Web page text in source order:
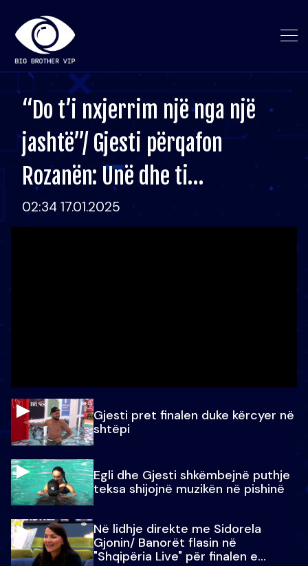
“Do t’i nxjerrim një nga një
jashtë”/ Gjesti përqafon
Rozanën: Unë dhe ti…
02:34 17.01.2025
Gjesti pret finalen duke kërcyer në
shtëpi
Egli dhe Gjesti shkëmbejnë puthje
teksa shijojnë muzikën në pishinë
Në lidhje direkte me Sidorela
Gjonin/ Banorët flasin në
"Shqipëria Live" për finalen e